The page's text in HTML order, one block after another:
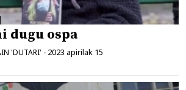
dugu ospa
'DUTARI' - 2023 apirilak 15